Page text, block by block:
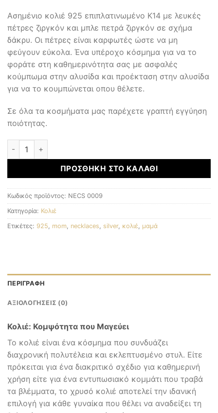
Ασημένιο κολιέ 925 επιπλατινωμένο Κ14 με λευκές
πέτρες ζιργκόν και μπλε πετρά ζιργκόν σε σχήμα
δάκρυ. Οι πέτρες είναι καρφωτές ώστε να μη
φεύγουν εύκολα. Ένα υπέροχο κόσμημα για να το
φοράτε στη καθημερινότητα σας με ασφαλές
κούμπωμα στην αλυσίδα και προέκταση στην αλυσίδα
για να το κουμπώνεται οπου θέλετε.
Σε όλα τα κοσμήματα μας παρέχετε γραπτή εγγύηση
ποιότητας.
Κολιέ Ασημένιο 925 ποσότητα
ΠΡΟΣΘΉΚΗ ΣΤΟ ΚΑΛΆΘΙ
Κωδικός προϊόντος: NECS 0009
Κατηγορία: Κολιέ
Ετικέτες: 925 mom necklaces silver, κολιέ μαμά
ΠΕΡΙΓΡΑΦΉ
ΑΞΙΟΛΟΓΉΣΕΙΣ (0)
Κολιέ: Κομψότητα που Μαγεύει
Το κολιέ είναι ένα κόσμημα που συνδυάζει
διαχρονική πολυτέλεια και εκλεπτυσμένο στυλ. Είτε
πρόκειται για ένα διακριτικό σχέδιο για καθημερινή
χρήση είτε για ένα εντυπωσιακό κομμάτι που τραβά
τα βλέμματα, το χρυσό κολιέ αποτελεί την ιδανική
επιλογή για κάθε γυναίκα που θέλει να αναδείξει τη